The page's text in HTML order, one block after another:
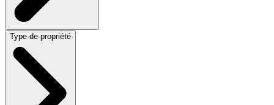
Type de propriété